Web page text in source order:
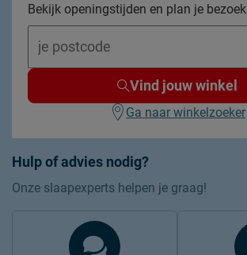
Hulp of advies nodig?
Onze slaapexperts helpen je graag!
Bekijk openingstijden en plan je bezoek
Vind jouw winkel
Ga naar winkelzoeker